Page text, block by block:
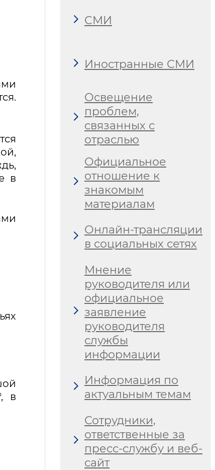
в
в
СМИ
Иностранные СМИ
Освещение
проблем,
связанных с
отраслью
Официальное
отношение к
знакомым
материалам
Онлайн-трансляции
в социальных сетях
Мнение
руководителя или
официальное
заявление
руководителя
службы
информации
Информация по
актуальным темам
Сотрудники,
ответственные за
пресс-службу и веб-
сайт